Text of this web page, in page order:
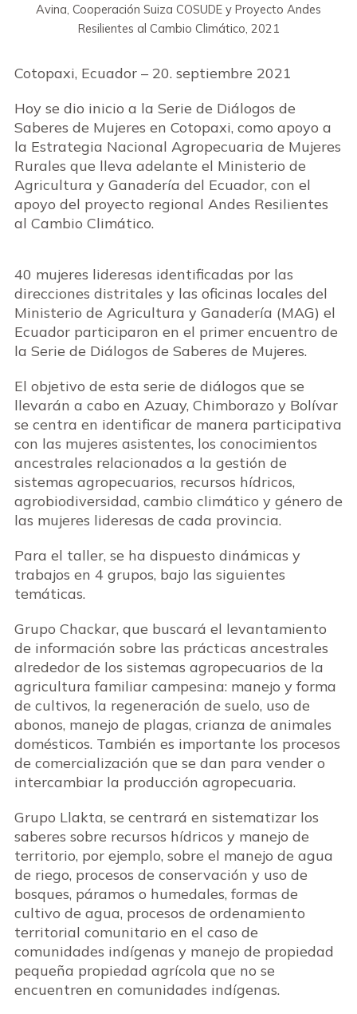
Avina, Cooperación Suiza COSUDE y Proyecto Andes
Resilientes al Cambio Climático, 2021
Cotopaxi, Ecuador – 20. septiembre 2021
Hoy se dio inicio a la Serie de Diálogos de
Saberes de Mujeres en Cotopaxi, como apoyo a
la Estrategia Nacional Agropecuaria de Mujeres
Rurales que lleva adelante el Ministerio de
Agricultura y Ganadería del Ecuador, con el
apoyo del proyecto regional Andes Resilientes
al Cambio Climático.
40 mujeres lideresas identificadas por las
direcciones distritales y las oficinas locales del
Ministerio de Agricultura y Ganadería (MAG) el
Ecuador participaron en el primer encuentro de
la Serie de Diálogos de Saberes de Mujeres.
El objetivo de esta serie de diálogos que se
llevarán a cabo en Azuay, Chimborazo y Bolívar
se centra en identificar de manera participativa
con las mujeres asistentes, los conocimientos
ancestrales relacionados a la gestión de
sistemas agropecuarios, recursos hídricos,
agrobiodiversidad, cambio climático y género de
las mujeres lideresas de cada provincia.
Para el taller, se ha dispuesto dinámicas y
trabajos en 4 grupos, bajo las siguientes
temáticas.
Grupo Chackar, que buscará el levantamiento
de información sobre las prácticas ancestrales
alrededor de los sistemas agropecuarios de la
agricultura familiar campesina: manejo y forma
de cultivos, la regeneración de suelo, uso de
abonos, manejo de plagas, crianza de animales
domésticos. También es importante los procesos
de comercialización que se dan para vender o
intercambiar la producción agropecuaria.
Grupo Llakta, se centrará en sistematizar los
saberes sobre recursos hídricos y manejo de
territorio, por ejemplo, sobre el manejo de agua
de riego, procesos de conservación y uso de
bosques, páramos o humedales, formas de
cultivo de agua, procesos de ordenamiento
territorial comunitario en el caso de
comunidades indígenas y manejo de propiedad
pequeña propiedad agrícola que no se
encuentren en comunidades indígenas.